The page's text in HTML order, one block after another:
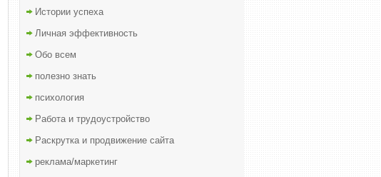
Истории успеха
Личная эффективность
Обо всем
полезно знать
психология
Работа и трудоустройство
Раскрутка и продвижение сайта
реклама/маркетинг